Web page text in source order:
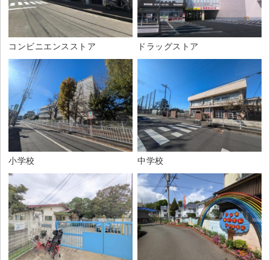
コンビニエンスストア ドラッグストア
小学校 中学校